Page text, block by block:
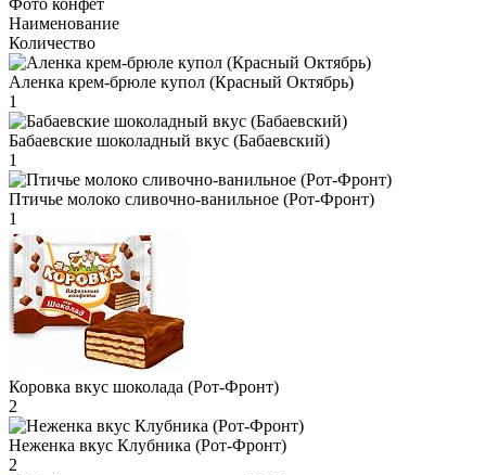
Наименование
Количество
Аленка крем-брюле купол (Красный Октябрь)
1
Бабаевские шоколадный вкус (Бабаевский)
1
Птичье молоко сливочно-ванильное (Рот-Фронт)
1
Коровка вкус шоколада (Рот-Фронт)
2
Неженка вкус Клубника (Рот-Фронт)
2